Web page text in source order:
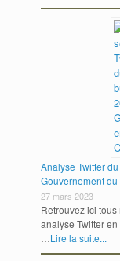
Analyse Twitter
Gouvernement
27 mars 2023
Retrouvez ici
analyse Twitter
…Lire la suite...